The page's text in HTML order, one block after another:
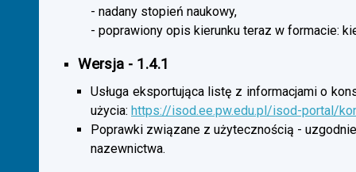
- nadany stopień naukowy,
- poprawiony opis kierunku teraz w formacie:
Wersja - 1.4.1
Usługa eksportująca listę z informacjami o
użycia: https://isod.ee.pw.edu.pl/isod-portal/
Poprawki związane z użytecznością -
nazewnictwa.